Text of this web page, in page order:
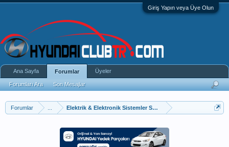
Giriş Yapın veya Üye Olun
Forumlar Elektrik & Elektronik Sistemler Sorun Ve Çözümleri
Ana Sayfa Forumlar
Forumları Ara Son Mesajlar
Üyeler